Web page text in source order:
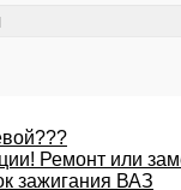
Ремонт или
зажигания ВАЗ